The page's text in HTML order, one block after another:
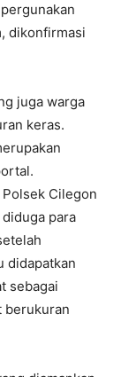
dikonfirmasi
juga warga
keras.
Cilegon
para
didapatkan
sebagai
berukuran